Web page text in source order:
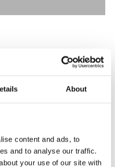
About
content and ads, to
and to analyse our traffic.
your use of our site with